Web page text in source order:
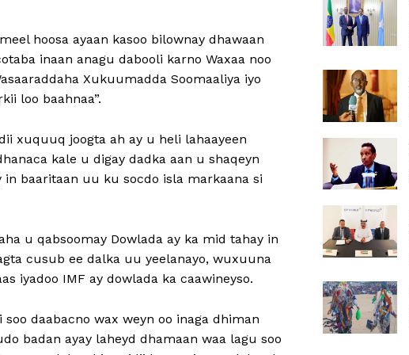
hoosa ayaan kasoo bilownay dhawaan
inaan anagu dabooli karno Waxaa noo
Xukuumadda Soomaaliya iyo
loo baahnaa”.
xuquuq joogta ah ay u heli lahaayeen
kale u digay dadka aan u shaqeyn
baaritaan uu ku socdo isla markaana si
u qabsoomay Dowlada ay ka mid tahay in
cusub ee dalka uu yeelanayo, wuxuuna
iyadoo IMF ay dowlada ka caawineyso.
daabacno wax weyn oo inaga dhiman
badan ayay laheyd dhamaan waa lagu soo